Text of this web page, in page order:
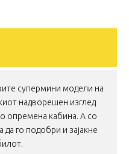
супермини модели на
надворешен изглед
опремена кабина. А со
го подобри и зајакне